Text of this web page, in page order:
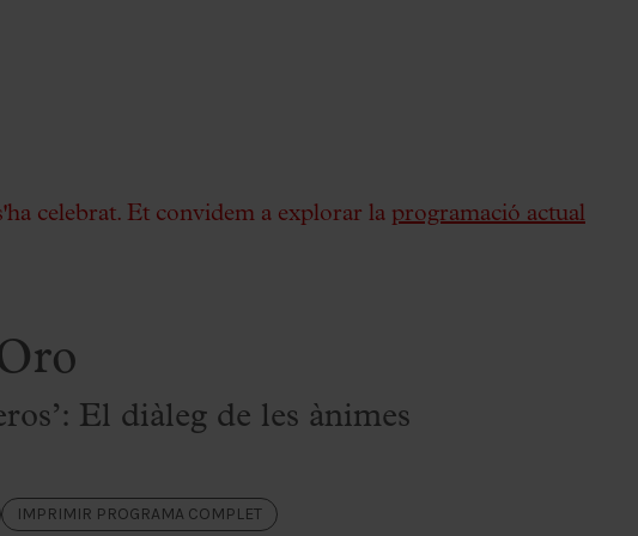
celebrat. Et convidem a explorar la programació actual
El diàleg de les ànimes
IMPRIMIR PROGRAMA COMPLET